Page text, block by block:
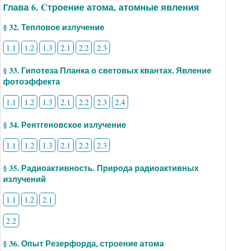
Глава 6. Cтроение атома, атомные явления
§ 32. Тепловое излучение
1.1 1.2 1.3 2.1 2.2 2.3
§ 33. Гипотеза Планка о световых квантах. Явление
фотоэффекта
1.1 1.2 1.3 2.1 2.2 2.3 2.4
§ 34. Рентгеновское излучение
1.1 1.2 1.3 2.1 2.2 2.3
§ 35. Радиоактивность. Природа радиоактивных
излучений
1.1 1.2
2.1
2.2
§ 36. Опыт Резерфорда, строение атома